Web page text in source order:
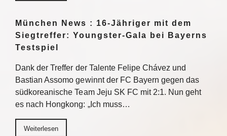
München News : 16-Jähriger mit dem
Siegtreffer: Youngster-Gala bei Bayerns
Testspiel
Dank der Treffer der Talente Felipe Chávez und
Bastian Assomo gewinnt der FC Bayern gegen das
südkoreanische Team Jeju SK FC mit 2:1. Nun geht
es nach Hongkong: „Ich muss…
Weiterlesen